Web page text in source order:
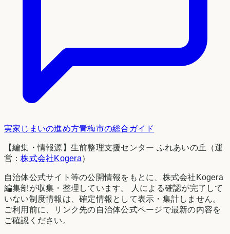
実家じまいの進め方青梅市の総合ガイド
【編集・情報源】生前整理支援センター ふれあいの丘（運
営：株式会社Kogera）
自治体公式サイト等の公開情報をもとに、株式会社Kogera
編集部が収集・整理しています。 人による確認が完了して
いない制度情報は、確定情報として表示・集計しません。
ご利用前に、リンク先の自治体公式ページで最新の内容を
ご確認ください。